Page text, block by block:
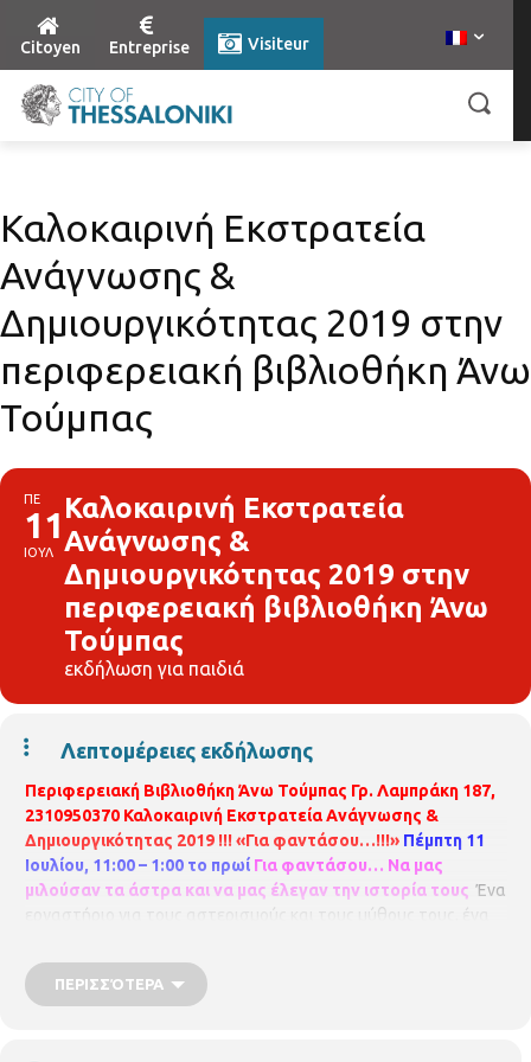
Citoyen Entreprise Visiteur
Καλοκαιρινή Εκστρατεία
Ανάγνωσης &
Δημιουργικότητας 2019 στην
περιφερειακή βιβλιοθήκη Άνω
Τούμπας
ΠΕ
11
ΙΟΥΛ
Καλοκαιρινή Εκστρατεία
Ανάγνωσης &
Δημιουργικότητας 2019 στην
περιφερειακή βιβλιοθήκη Άνω
Τούμπας
εκδήλωση για παιδιά
Λεπτομέρειες εκδήλωσης
Περιφερειακή Βιβλιοθήκη Άνω Τούμπας Γρ. Λαμπράκη 187,
2310950370 Καλοκαιρινή Εκστρατεία Ανάγνωσης &
Δημιουργικότητας 2019 !!!«Για φαντάσου…!!!» Πέμπτη 11
Ιουλίου, 11:00 – 1:00 το πρωί Για φαντάσου… Να μας
μιλούσαν τα άστρα και να μας έλεγαν την ιστορία τους Ένα
εργαστήριο για τους αστερισμούς και τους μύθους τους, ένα
Κατερίνα Μπαλαμπανίδου
προεγγραφή Η συμμετοχή στις εκδηλώσεις είναι δωρεάν,
ΠΕΡΙΣΣΌΤΕΡΑ